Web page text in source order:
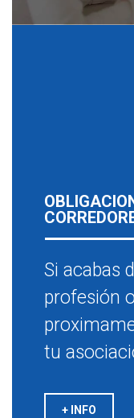
Si acabas
profesión
tu
+ INFO